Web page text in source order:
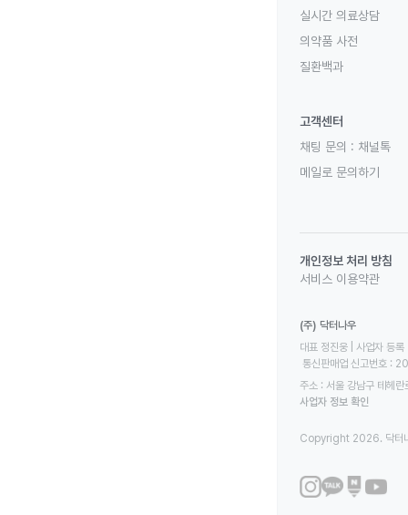
실시간 의료상담
의약품 사전
질환백과
고객센터
채팅 문의 : 채널톡
메일로 문의하기
개인정보 처리 방침
서비스 이용약관
(주) 닥터나우
대표 정진웅 | 사업자
통신판매업 신고번호
주소 : 서울 강남구 테헤
사업자 정보 확인
Copyright 2026. 닥터